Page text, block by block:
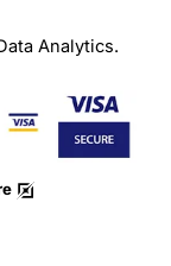
Analytics.